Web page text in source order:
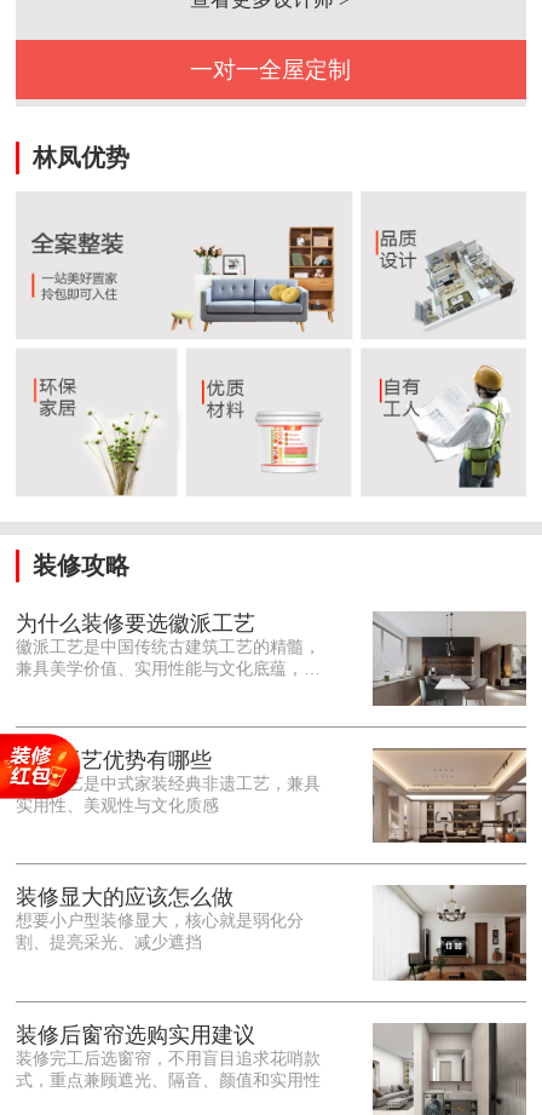
一对一全屋定制
林凤优势
装修攻略
为什么装修要选徽派工艺
徽派工艺是中国传统古建筑工艺的精髓，
兼具美学价值、实用性能与文化底蕴，优
雕细琢的砖、木、石雕为特色，线条古朴
大气，意境悠远，自带东方中式雅致韵
味，耐看且不易过时。<o:p></o:p> 在工
艺品质上，徽派工艺遵循古法匠心工序，
保耐用，抗风化、耐腐蚀，使用
徽派工艺优势有哪些
徽派工艺是中式家装经典非遗工艺，兼具
实用性、美观性与文化质感
装修显大的应该怎么做
想要小户型装修显大，核心就是弱化分
割、提亮采光、减少遮挡
装修后窗帘选购实用建议
装修完工后选窗帘，不用盲目追求花哨款
式，重点兼顾遮光、隔音、颜值和实用性